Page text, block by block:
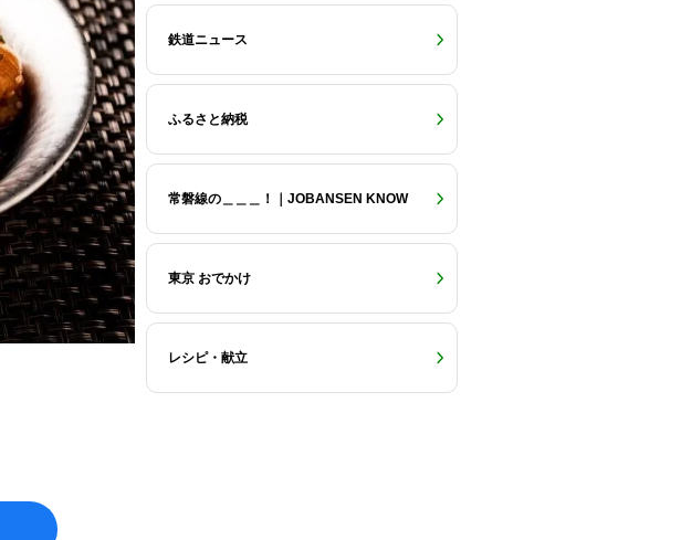
鉄道ニュース
ふるさと納税
常磐線の＿＿＿！｜JOBANSEN KNOW
東京 おでかけ
レシピ・献立